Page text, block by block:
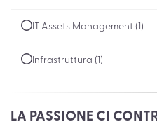
IT Assets Management (1)
Infrastruttura (1)
LA PASSIONE CI